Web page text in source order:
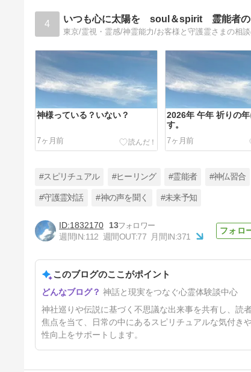
4 いつも心に太陽を soul＆spirit 霊能者の
神様っている？いない？
7ヶ月前
2026年 午年 祈りの年
す。
7ヶ月前
白蛇の神様がやってきた
#スピリチュアル #ヒーリング #霊能者 #神仏習合
#守護霊対話 #神の声を聞く #未来予知
1832170
13
週間IN:112 週間OUT:77 月間IN:371
このブログのここがポイント
神話と現実をつなぐ心霊体験談中心
神社巡りや伝説に基づく不思議な出来事を共有し、読
焦点を当て、日常の中にあるスピリチュアルな気付き
性向上をサポートします。